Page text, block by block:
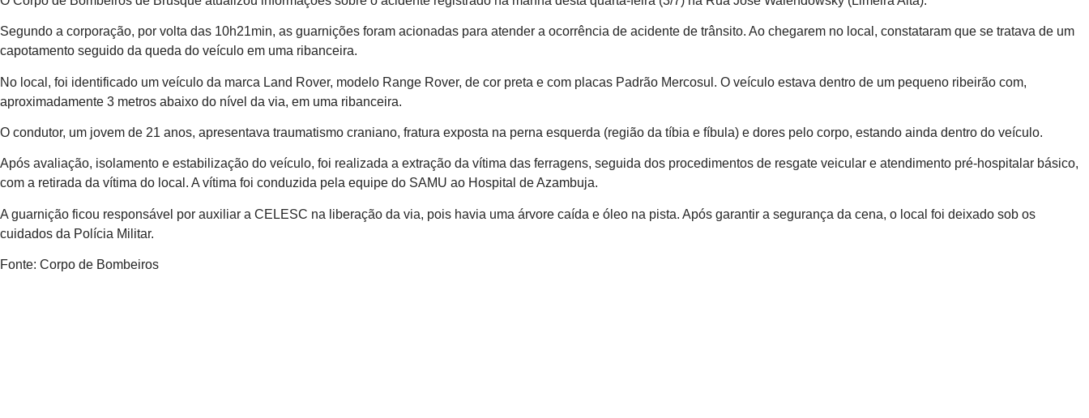
Segundo a corporação, por volta das 10h21min, as guarnições foram acionadas para atender a ocorrência de acidente de trânsito. Ao chegarem no local, constataram que se tratava de um
capotamento seguido da queda do veículo em uma ribanceira.
No local, foi identificado um veículo da marca Land Rover, modelo Range Rover, de cor preta e com placas Padrão Mercosul. O veículo estava dentro de um pequeno ribeirão com,
aproximadamente 3 metros abaixo do nível da via, em uma ribanceira.
O condutor, um jovem de 21 anos, apresentava traumatismo craniano, fratura exposta na perna esquerda (região da tíbia e fíbula) e dores pelo corpo, estando ainda dentro do veículo.
Após avaliação, isolamento e estabilização do veículo, foi realizada a extração da vítima das ferragens, seguida dos procedimentos de resgate veicular e atendimento pré-hospitalar básico,
com a retirada da vítima do local. A vítima foi conduzida pela equipe do SAMU ao Hospital de Azambuja.
A guarnição ficou responsável por auxiliar a CELESC na liberação da via, pois havia uma árvore caída e óleo na pista. Após garantir a segurança da cena, o local foi deixado sob os
cuidados da Polícia Militar.
Fonte: Corpo de Bombeiros